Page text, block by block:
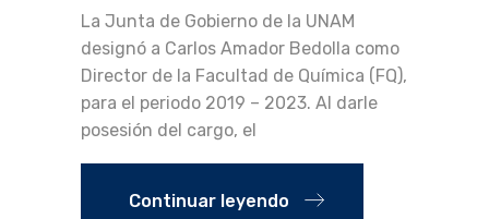
La Junta de Gobierno de la UNAM
designó a Carlos Amador Bedolla como
Director de la Facultad de Química (FQ),
para el periodo 2019 – 2023. Al darle
posesión del cargo, el
Continuar leyendo